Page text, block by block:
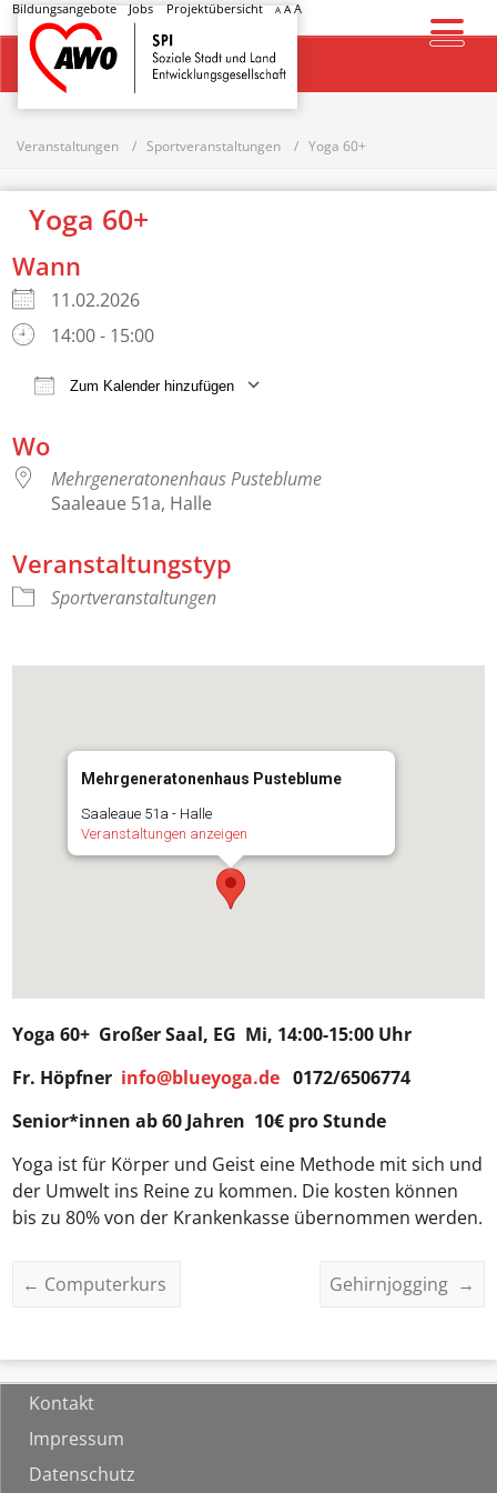
Bildungsangebote Jobs Projektübersicht A AA
Startseite
Veranstaltungen Sportveranstaltungen Yoga 60+
Yoga 60+
Wann
11.02.2026
14:00 - 15:00
Zum Kalender hinzufügen
Wo
Mehrgeneratonenhaus Pusteblume
Saaleaue 51a, Halle
Veranstaltungstyp
Sportveranstaltungen
Mehrgeneratonenhaus Pusteblume
Saaleaue 51a - Halle
Veranstaltungen anzeigen
Yoga 60+ Großer Saal, EG Mi, 14:00-15:00 Uhr
Fr. Höpfner info@blueyoga.de 0172/6506774
Senior*innen ab 60 Jahren 10€ pro Stunde
Yoga ist für Körper und Geist eine Methode mit sich und
der Umwelt ins Reine zu kommen. Die kosten können
bis zu 80% von der Krankenkasse übernommen werden.
← Computerkurs Gehirnjogging →
Kontakt
Impressum
Datenschutz